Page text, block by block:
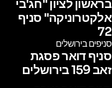
בראשון לציון "חג'בי
אלקטרוניקה" סניף
72
סניפים בירושלים
סניף דואר פסגת
זאב 159 בירושלים